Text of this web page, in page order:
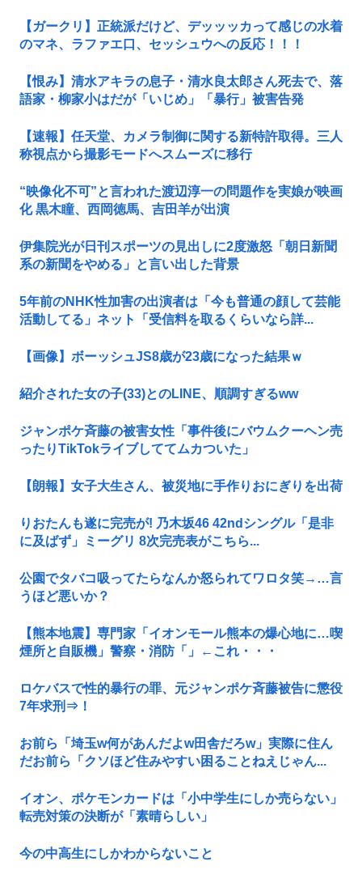
【ガークリ】正統派だけど、デッッッカって感じの水着
のマネ、ラファエ口、セッシュウへの反応！！！
【恨み】清水アキラの息子・清水良太郎さん死去で、落
語家・柳家小はだが「いじめ」「暴行」被害告発
【速報】任天堂、カメラ制御に関する新特許取得。三人
称視点から撮影モードへスムーズに移行
“映像化不可”と言われた渡辺淳一の問題作を実娘が映画
化 黒木瞳、西岡徳馬、吉田羊が出演
伊集院光が日刊スポーツの見出しに2度激怒「朝日新聞
系の新聞をやめる」と言い出した背景
5年前のNHK性加害の出演者は「今も普通の顔して芸能
活動してる」ネット「受信料を取るくらいなら詳...
【画像】ボーッシュJS8歳が23歳になった結果ｗ
紹介された女の子(33)とのLINE、順調すぎるww
ジャンポケ斉藤の被害女性「事件後にバウムクーヘン売
ったりTikTokライブしててムカついた」
【朗報】女子大生さん、被災地に手作りおにぎりを出荷
りおたんも遂に完売が! 乃木坂46 42ndシングル「是非
に及ばず」ミーグリ 8次完売表がこちら...
公園でタバコ吸ってたらなんか怒られてワロタ笑→…言
うほど悪いか？
【熊本地震】専門家「イオンモール熊本の爆心地に…喫
煙所と自販機」警察・消防「」←これ・・・
ロケバスで性的暴行の罪、元ジャンポケ斉藤被告に懲役
7年求刑⇒！
お前ら「埼玉w何があんだよw田舎だろw」実際に住ん
だお前ら「クソほど住みやすい困ることねえじゃん...
イオン、ポケモンカードは「小中学生にしか売らない」
転売対策の決断が「素晴らしい」
今の中高生にしかわからないこと